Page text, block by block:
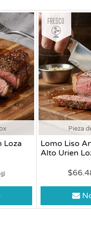
Loza
Pieza
Lomo Liso
Alto Urien
Fresco